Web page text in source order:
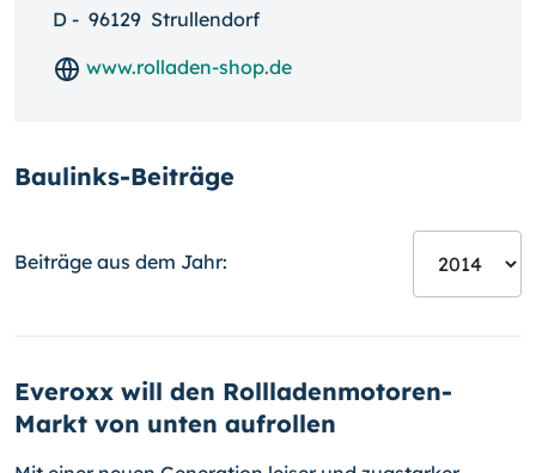
D - 96129 Strullendorf
www.rolladen-shop.de
Baulinks-Beiträge
Beiträge aus dem Jahr:
Everoxx will den Rollladenmotoren-
Markt von unten aufrollen